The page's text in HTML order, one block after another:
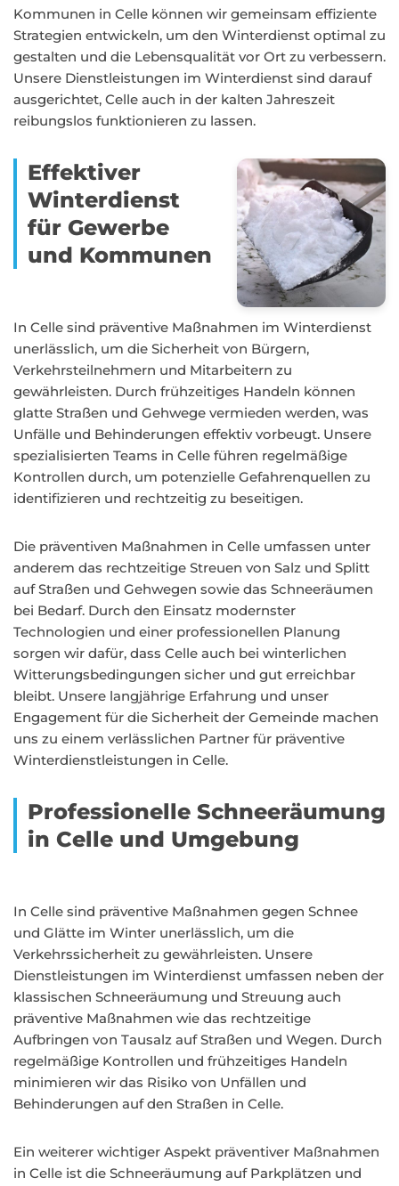
Kommunen in Celle können wir gemeinsam effiziente
Strategien entwickeln, um den Winterdienst optimal zu
gestalten und die Lebensqualität vor Ort zu verbessern.
Unsere Dienstleistungen im Winterdienst sind darauf
ausgerichtet, Celle auch in der kalten Jahreszeit
reibungslos funktionieren zu lassen.
Effektiver
Winterdienst
für Gewerbe
und Kommunen
In Celle sind präventive Maßnahmen im Winterdienst
unerlässlich, um die Sicherheit von Bürgern,
Verkehrsteilnehmern und Mitarbeitern zu
gewährleisten. Durch frühzeitiges Handeln können
glatte Straßen und Gehwege vermieden werden, was
Unfälle und Behinderungen effektiv vorbeugt. Unsere
spezialisierten Teams in Celle führen regelmäßige
Kontrollen durch, um potenzielle Gefahrenquellen zu
identifizieren und rechtzeitig zu beseitigen.
Die präventiven Maßnahmen in Celle umfassen unter
anderem das rechtzeitige Streuen von Salz und Splitt
auf Straßen und Gehwegen sowie das Schneeräumen
bei Bedarf. Durch den Einsatz modernster
Technologien und einer professionellen Planung
sorgen wir dafür, dass Celle auch bei winterlichen
Witterungsbedingungen sicher und gut erreichbar
bleibt. Unsere langjährige Erfahrung und unser
Engagement für die Sicherheit der Gemeinde machen
uns zu einem verlässlichen Partner für präventive
Winterdienstleistungen in Celle.
Professionelle Schneeräumung
in Celle und Umgebung
In Celle sind präventive Maßnahmen gegen Schnee
und Glätte im Winter unerlässlich, um die
Verkehrssicherheit zu gewährleisten. Unsere
Dienstleistungen im Winterdienst umfassen neben der
klassischen Schneeräumung und Streuung auch
präventive Maßnahmen wie das rechtzeitige
Aufbringen von Tausalz auf Straßen und Wegen. Durch
regelmäßige Kontrollen und frühzeitiges Handeln
minimieren wir das Risiko von Unfällen und
Behinderungen auf den Straßen in Celle.
Ein weiterer wichtiger Aspekt präventiver Maßnahmen
in Celle ist die Schneeräumung auf Parkplätzen und